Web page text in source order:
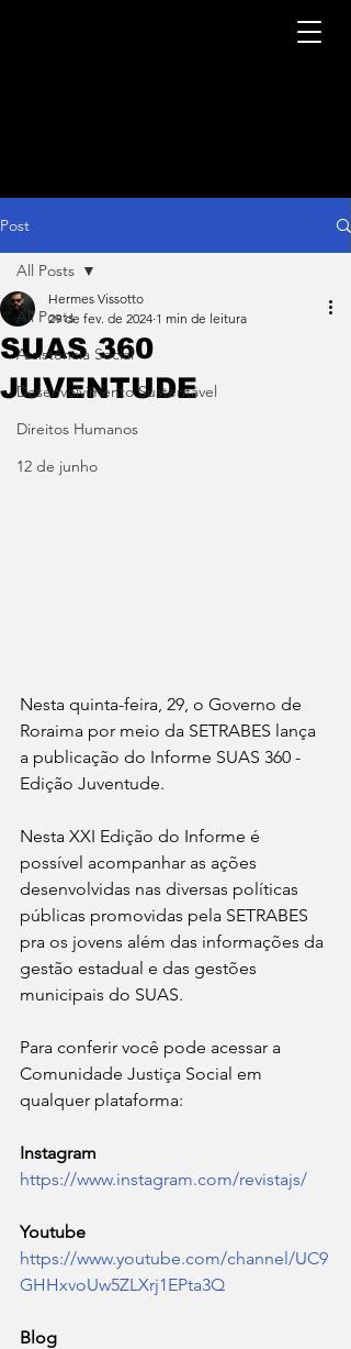
Post
All Posts
Assistência Social
Desenvolvimento Sustentável
Direitos Humanos
12 de junho
All Posts
SUAS 360
JUVENTUDE
Hermes Vissotto
29 de fev. de 2024 1 min de leitura
Nesta quinta-feira, 29, o Governo de
Roraima por meio da SETRABES lança
a publicação do Informe SUAS 360 -
Edição Juventude.
Nesta XXI Edição do Informe é
possível acompanhar as ações
desenvolvidas nas diversas políticas
públicas promovidas pela SETRABES
pra os jovens além das informações da
gestão estadual e das gestões
municipais do SUAS.
Para conferir você pode acessar a
Comunidade Justiça Social em
qualquer plataforma:
Instagram
https://www.instagram.com/revistajs/
Youtube
https://www.youtube.com/channel/UC9
GHHxvoUw5ZLXrj1EPta3Q
Blog